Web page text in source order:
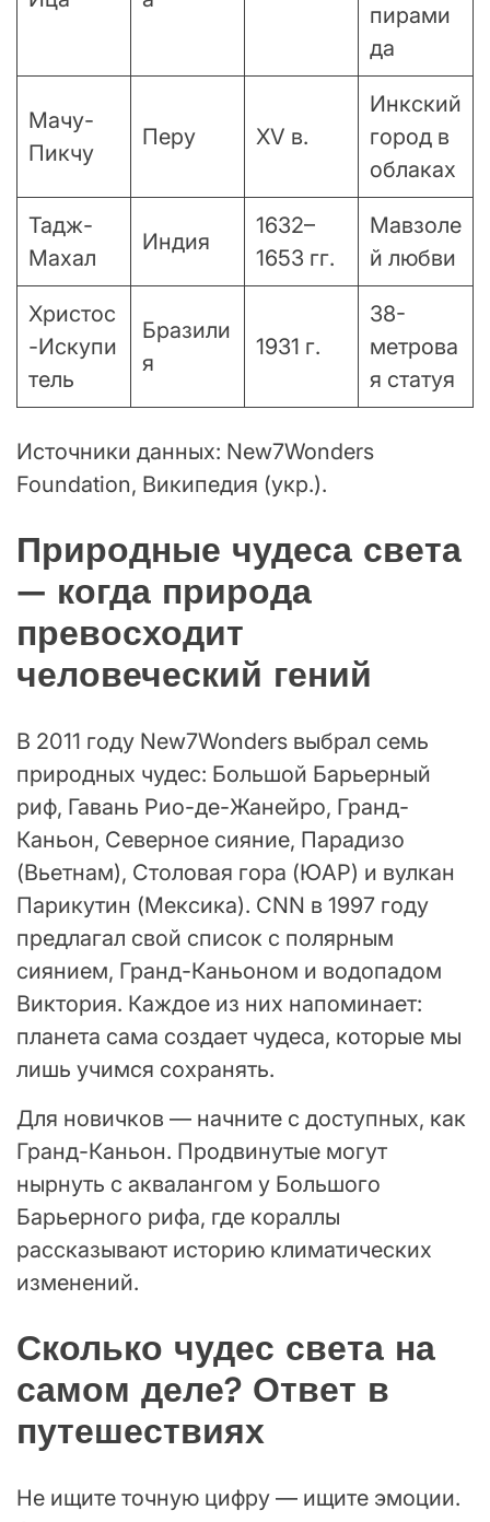
пирами
да
Мачу-
Пикчу
Перу XV в.
Инкский
город в
облаках
Тадж-
Махал
Индия
1632–
1653 гг.
Мавзоле
й любви
Христос
-Искупи
тель
Бразили
я
1931 г.
38-
метрова
я статуя
Источники данных: New7Wonders
Foundation, Википедия (укр.).
Природные чудеса света
— когда природа
превосходит
человеческий гений
В 2011 году New7Wonders выбрал семь
природных чудес: Большой Барьерный
риф, Гавань Рио-де-Жанейро, Гранд-
Каньон, Северное сияние, Парадизо
(Вьетнам), Столовая гора (ЮАР) и вулкан
Парикутин (Мексика). CNN в 1997 году
предлагал свой список с полярным
сиянием, Гранд-Каньоном и водопадом
Виктория. Каждое из них напоминает:
планета сама создает чудеса, которые мы
лишь учимся сохранять.
Для новичков — начните с доступных, как
Гранд-Каньон. Продвинутые могут
нырнуть с аквалангом у Большого
Барьерного рифа, где кораллы
рассказывают историю климатических
изменений.
Сколько чудес света на
самом деле? Ответ в
путешествиях
Не ищите точную цифру — ищите эмоции.